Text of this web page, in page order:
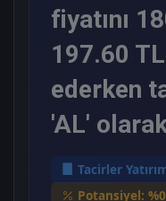
fiyatını
197.60
ederken
'AL'
Tacirler
Potansiyel: